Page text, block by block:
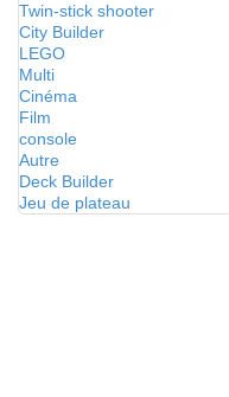
Twin-stick shooter
City Builder
LEGO
Multi
Cinéma
Film
console
Autre
Deck Builder
Jeu de plateau